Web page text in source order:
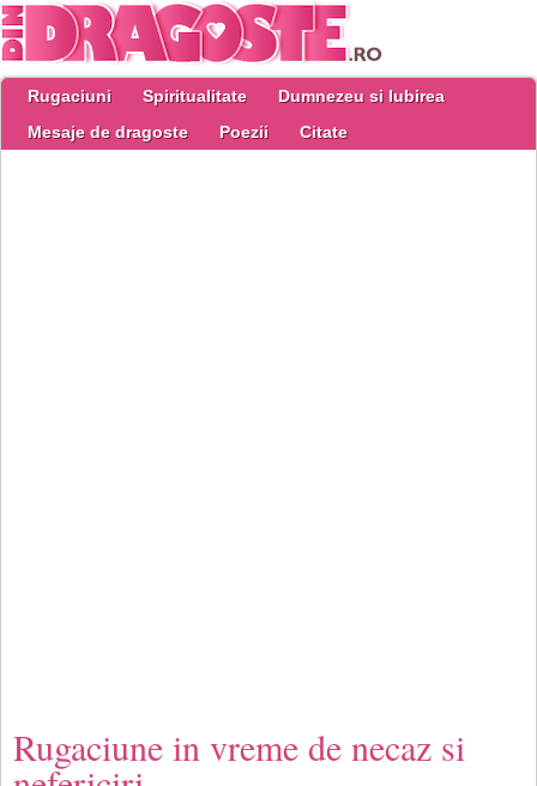
Rugaciuni Spiritualitate
Dumnezeu si Iubirea
Mesaje de dragoste
Poezii Citate
Rugaciune in vreme de necaz si